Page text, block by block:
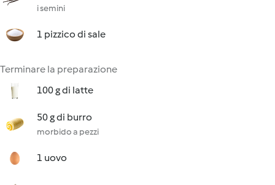
i semini
1 pizzico di sale
Terminare la preparazione
100 g di latte
50 g di burro
morbido a pezzi
1 uovo